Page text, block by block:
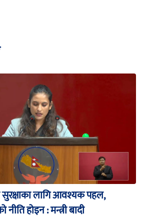
सुरक्षाका लागि आवश्यक पहल,
नीति होइन : मन्त्री बादी